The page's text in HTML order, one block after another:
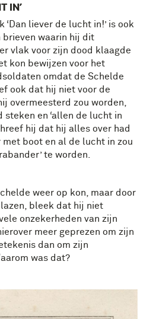
IN’
liever de lucht in!’ is ook
brieven waarin hij dit
vlak voor zijn dood klaagde
kon bewijzen voor het
omdat de Schelde
ook dat hij niet voor de
overmeesterd zou worden,
en ‘allen de lucht in
hij dat hij alles over had
boot en al de lucht in zou
te worden.
weer op kon, maar door
bleek dat hij niet
onzekerheden van zijn
meer geprezen om zijn
dan om zijn
was dat?